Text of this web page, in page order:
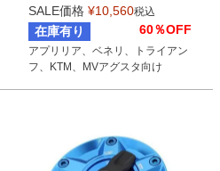
SALE価格 ¥10,560税込
在庫有り 60％OFF
アプリリア、ベネリ、トライアン
フ、KTM、MVアグスタ向け